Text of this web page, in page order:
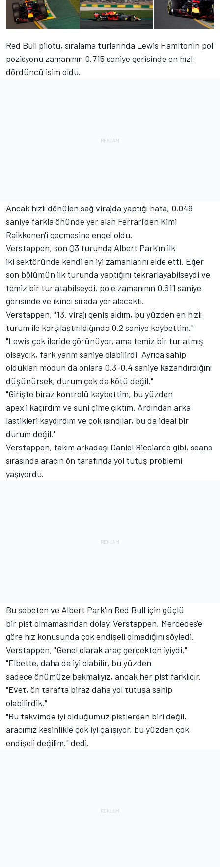
Red Bull pilotu, sıralama turlarında Lewis Hamlton'ın pol
pozisyonu zamanının 0.715 saniye gerisinde en hızlı
dördüncü isim oldu.
Ancak hızlı dönülen sağ virajda yaptığı hata, 0.049
saniye farkla önünde yer alan Ferrari'den Kimi
Raikkonen'i geçmesine engel oldu.
Verstappen, son Q3 turunda Albert Park'ın ilk
iki sektöründe kendi en iyi zamanlarını elde etti. Eğer
son bölümün ilk turunda yaptığını tekrarlayabilseydi ve
temiz bir tur atabilseydi, pole zamanının 0.611 saniye
gerisinde ve ikinci sırada yer alacaktı.
Verstappen, "13. virajı geniş aldım, bu yüzden en hızlı
turum ile karşılaştırıldığında 0.2 saniye kaybettim."
"Lewis çok ileride görünüyor, ama temiz bir tur atmış
olsaydık, fark yarım saniye olabilirdi. Ayrıca sahip
oldukları modun da onlara 0.3-0.4 saniye kazandırdığını
düşünürsek, durum çok da kötü değil."
"Girişte biraz kontrolü kaybettim, bu yüzden
apex'i kaçırdım ve suni çime çıktım. Ardından arka
lastikleri kaydırdım ve çok ısındılar, bu da ideal bir
durum değil."
Verstappen, takım arkadaşı Daniel Ricciardo gibi, seans
sırasında aracın ön tarafında yol tutuş problemi
yaşıyordu.
Bu sebeten ve Albert Park'ın Red Bull için güçlü
bir pist olmamasından dolayı Verstappen, Mercedes'e
göre hız konusunda çok endişeli olmadığını söyledi.
Verstappen, "Genel olarak araç gerçekten iyiydi,"
"Elbette, daha da iyi olabilir, bu yüzden
sadece önümüze bakmalıyız, ancak her pist farklıdır.
"Evet, ön tarafta biraz daha yol tutuşa sahip
olabilirdik."
"Bu takvimde iyi olduğumuz pistlerden biri değil,
aracımız kesinlikle çok iyi çalışıyor, bu yüzden çok
endişeli değilim." dedi.